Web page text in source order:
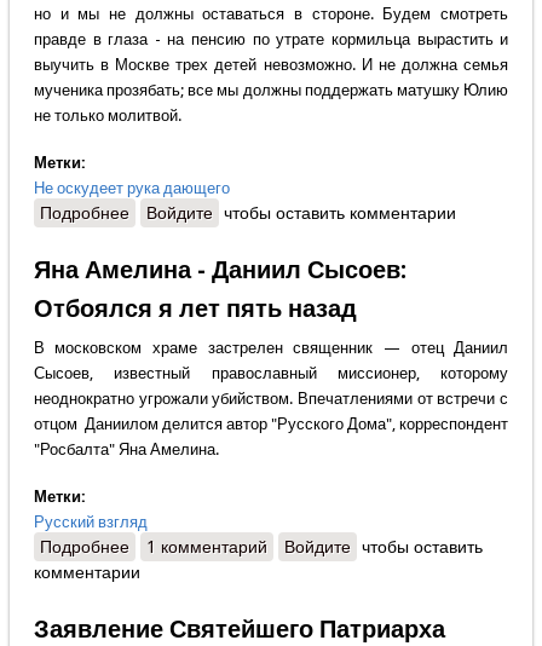
но и мы не должны оставаться в стороне. Будем смотреть
правде в глаза - на пенсию по утрате кормильца вырастить и
выучить в Москве трех детей невозможно. И не должна семья
мученика прозябать; все мы должны поддержать матушку Юлию
не только молитвой.
Метки:
Не оскудеет рука дающего
Подробнеео О помощи семье о.Даниила Сысоева
Войдите чтобы оставить комментарии
Яна Амелина - Даниил Сысоев:
Отбоялся я лет пять назад
В московском храме застрелен священник — отец Даниил
Сысоев, известный православный миссионер, которому
неоднократно угрожали убийством. Впечатлениями от встречи с
отцом Даниилом делится автор "Русского Дома", корреспондент
"Росбалта" Яна Амелина.
Метки:
Русский взгляд
Подробнеео Яна Амелина - Даниил Сысоев: Отбоялся я лет
пять назад
1 комментарий Войдите чтобы оставить
комментарии
Заявление Святейшего Патриарха